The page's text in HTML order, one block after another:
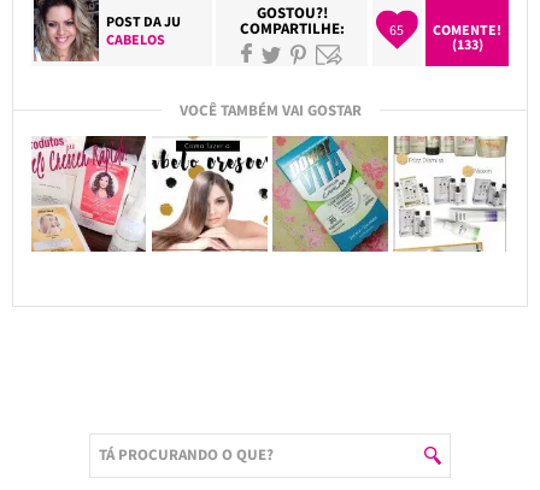
POST DAJU
CABELOS
GOSTOU?!
COMPARTILHE: 65
COMENTE!
(133)
VOCÊ TAMBÉM VAI GOSTAR